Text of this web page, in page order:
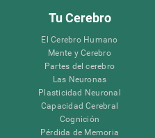
Tu Cerebro
El Cerebro Humano
Mente y Cerebro
Partes del cerebro
Las Neuronas
Plasticidad Neuronal
Capacidad Cerebral
Cognición
Pérdida de Memoria